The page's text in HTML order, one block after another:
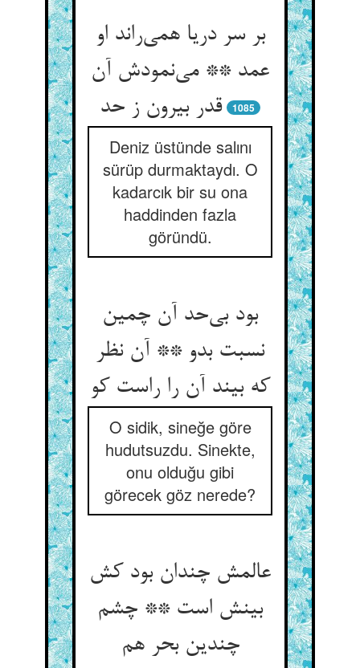
بر سر دریا همی‌‌راند او
عمد ** می‌‌نمودش آن
قدر بیرون ز حد
1085
Deniz üstünde salını
sürüp durmaktaydı. O
kadarcık bir su ona
haddinden fazla
göründü.
بود بی‌‌حد آن چمین
نسبت بدو ** آن نظر
که بیند آن را راست کو
O sidik, sineğe göre
hudutsuzdu. Sinekte,
onu olduğu gibi
görecek göz nerede?
عالمش چندان بود کش
بینش است ** چشم
چندین بحر هم